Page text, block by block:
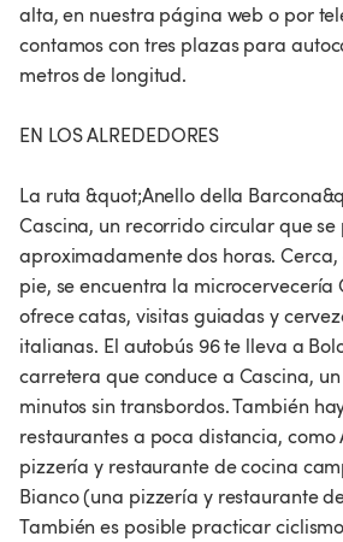
alta, en nuestra página web o por
contamos con tres plazas para
metros de longitud.
EN LOS ALREDEDORES
La ruta &quot;Anello della
Cascina, un recorrido circular que
aproximadamente dos horas.
pie, se encuentra la microcervecería
ofrece catas, visitas guiadas y
italianas. El autobús 96 te lleva a
carretera que conduce a Cascina,
minutos sin transbordos. También
restaurantes a poca distancia, como
pizzería y restaurante de cocina
Bianco (una pizzería y restaurante
También es posible practicar